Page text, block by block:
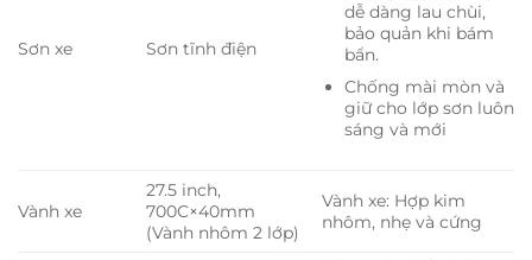
Sơn xe Sơn tĩnh điện
dễ dàng lau chùi,
bảo quản khi bám
bẩn.
Chống mài mòn và
giữ cho lớp sơn luôn
sáng và mới
Vành xe
27.5 inch,
700C×40mm
(Vành nhôm 2 lớp)
Vành xe: Hợp kim
nhôm, nhẹ và cứng